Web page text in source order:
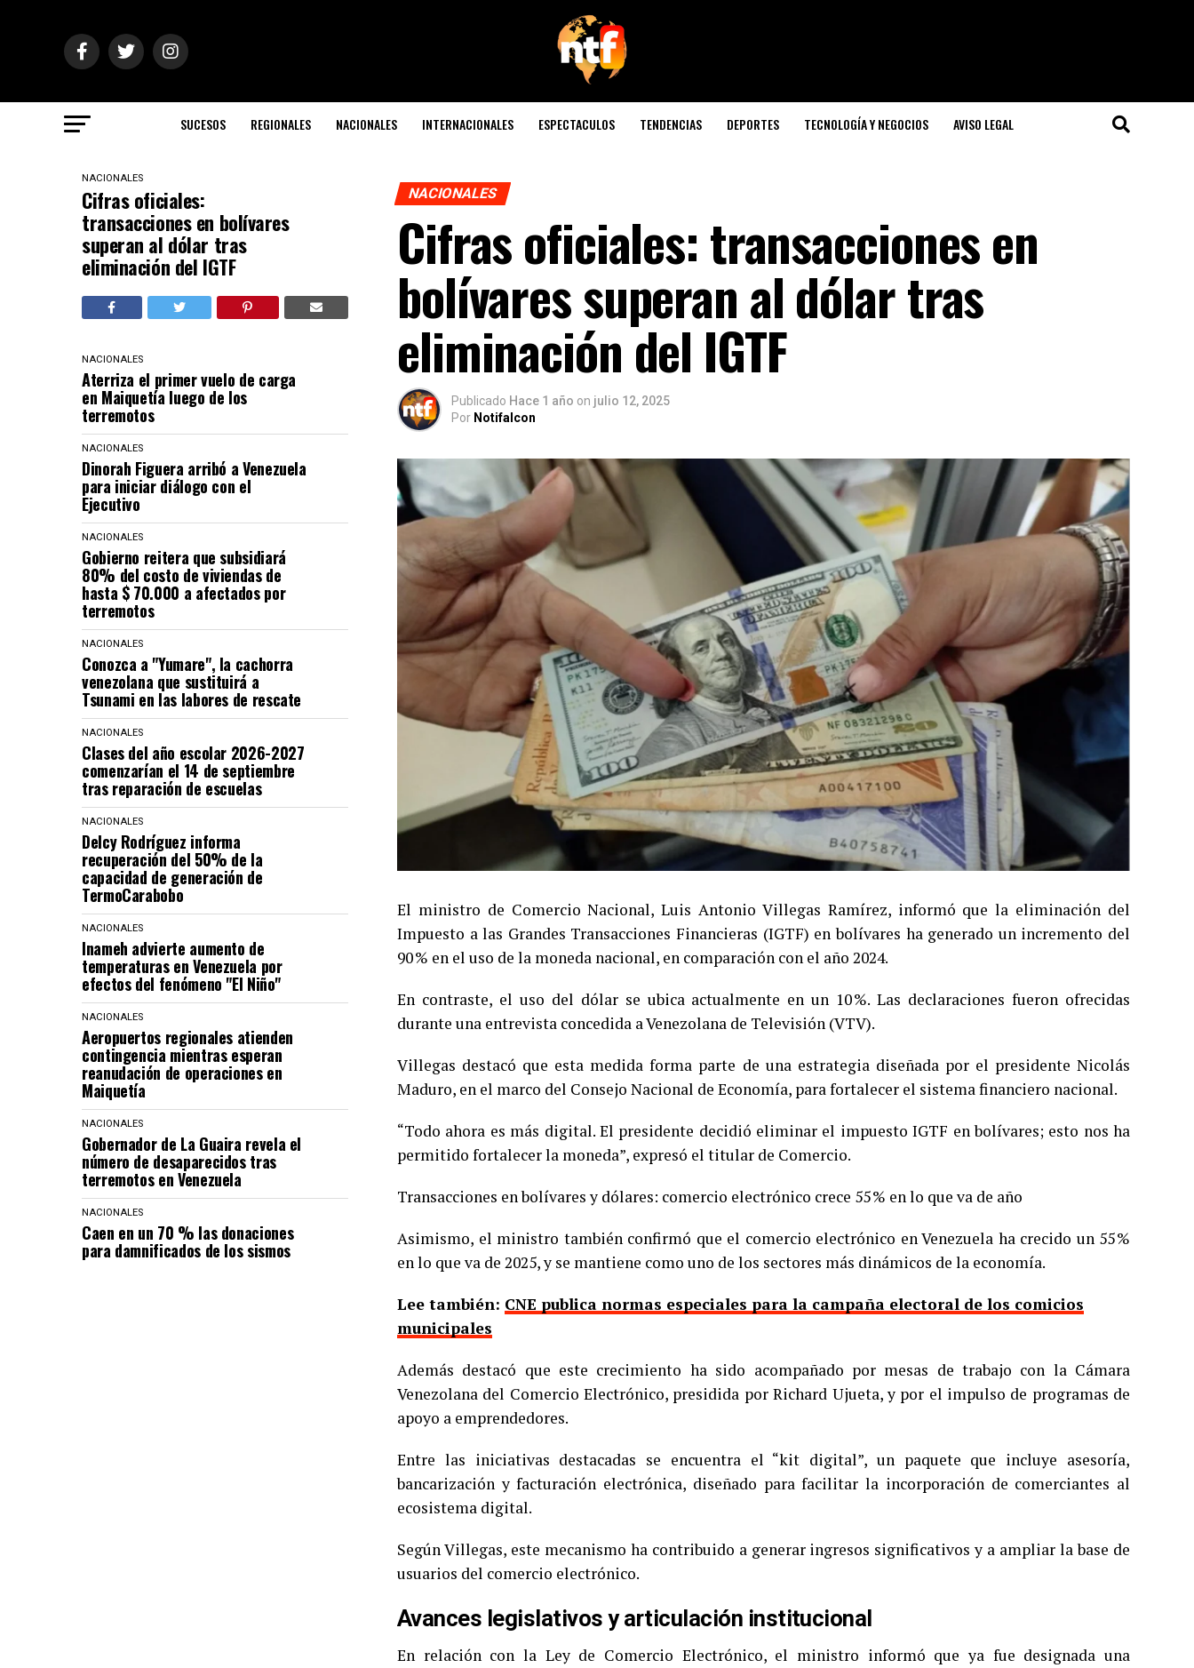
SUCESOS REGIONALES NACIONALES INTERNACIONALES ESPECTACULOS TENDENCIAS DEPORTES TECNOLOGÍA Y NEGOCIOS AVISO LEGAL
NACIONALES
Cifras oficiales:
transacciones en bolívares
superan al dólar tras
eliminación del IGTF
NACIONALES
Aterriza el primer vuelo de carga
en Maiquetía luego de los
terremotos
NACIONALES
Dinorah Figuera arribó a Venezuela
para iniciar diálogo con el
Ejecutivo
NACIONALES
Gobierno reitera que subsidiará
80% del costo de viviendas de
hasta $ 70.000 a afectados por
terremotos
NACIONALES
Conozca a "Yumare", la cachorra
venezolana que sustituirá a
Tsunami en las labores de rescate
NACIONALES
Clases del año escolar 2026-2027
comenzarían el 14 de septiembre
tras reparación de escuelas
NACIONALES
Delcy Rodríguez informa
recuperación del 50% de la
capacidad de generación de
TermoCarabobo
NACIONALES
Inameh advierte aumento de
temperaturas en Venezuela por
efectos del fenómeno "El Niño"
NACIONALES
Aeropuertos regionales atienden
contingencia mientras esperan
reanudación de operaciones en
Maiquetía
NACIONALES
Gobernador de La Guaira revela el
número de desaparecidos tras
terremotos en Venezuela
NACIONALES
Caen en un 70 % las donaciones
para damnificados de los sismos
NACIONALES
Cifras oficiales: transacciones en
bolívares superan al dólar tras
eliminación del IGTF
Publicado Hace 1 año on julio 12, 2025
Por Notifalcon
El ministro de Comercio Nacional, Luis Antonio Villegas Ramírez, informó que la eliminación del
Impuesto a las Grandes Transacciones Financieras (IGTF) en bolívares ha generado un incremento del
90 % en el uso de la moneda nacional, en comparación con el año 2024.
En contraste, el uso del dólar se ubica actualmente en un 10 %. Las declaraciones fueron ofrecidas
durante una entrevista concedida a Venezolana de Televisión (VTV).
Villegas destacó que esta medida forma parte de una estrategia diseñada por el presidente Nicolás
Maduro, en el marco del Consejo Nacional de Economía, para fortalecer el sistema financiero nacional.
“Todo ahora es más digital. El presidente decidió eliminar el impuesto IGTF en bolívares; esto nos ha
permitido fortalecer la moneda”, expresó el titular de Comercio.
Transacciones en bolívares y dólares: comercio electrónico crece 55 % en lo que va de año
Asimismo, el ministro también confirmó que el comercio electrónico en Venezuela ha crecido un 55 %
en lo que va de 2025, y se mantiene como uno de los sectores más dinámicos de la economía.
Lee también: CNE publica normas especiales para la campaña electoral de los comicios
municipales
Además destacó que este crecimiento ha sido acompañado por mesas de trabajo con la Cámara
Venezolana del Comercio Electrónico, presidida por Richard Ujueta, y por el impulso de programas de
apoyo a emprendedores.
Entre las iniciativas destacadas se encuentra el “kit digital”, un paquete que incluye asesoría,
bancarización y facturación electrónica, diseñado para facilitar la incorporación de comerciantes al
ecosistema digital.
Según Villegas, este mecanismo ha contribuido a generar ingresos significativos y a ampliar la base de
usuarios del comercio electrónico.
Avances legislativos y articulación institucional
En relación con la Ley de Comercio Electrónico, el ministro informó que ya fue designada una